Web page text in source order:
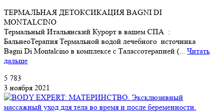
ТЕРМАЛЬНАЯ ДЕТОКСИКАЦИЯ BAGNI DI
MONTALCINO
Термальный Итальянский Курорт в вашем СПА :
БальнеоТерапия Термальной водой лечебного источника
Bagni Di Montalcino в комплексе с Талассотерапией (... Читать
дальше
5 783
3 ноября 2021